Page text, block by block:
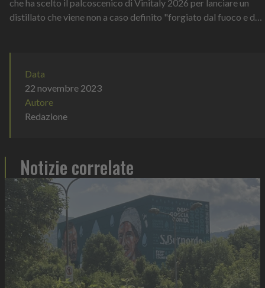
che ha scelto il palcoscenico di Vinitaly 2026 per lanciare un
distillato che viene non a caso definito "forgiato dal fuoco e dal
Data
22 novembre 2023
Autore
Redazione
Notizie correlate